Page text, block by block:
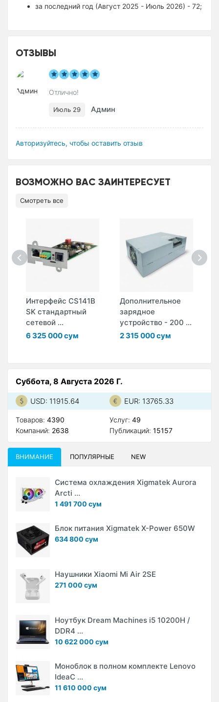
за последний год (Август 2025 - Июль 2026) - 72;
ОТЗЫВЫ
Отлично!
Июль 29 Админ
Авторизуйтесь, чтобы оставить отзыв
ВОЗМОЖНО ВАС ЗАИНТЕРЕСУЕТ
Смотреть все
Интерфейс CS141B
SK стандартный
сетевой ...
6 325 000 сум
Дополнительное
зарядное
устройство - 200 ...
2 315 000 сум
Суббота, 8 Августа 2026 Г.
USD: 11915.64 EUR: 13765.33
Товаров: 4390
Компаний: 2638
Услуг: 49
Публикаций: 15157
ВНИМАНИЕ ПОПУЛЯРНЫЕ NEW
Система охлаждения Xigmatek Aurora
Arcti ...
1 491 700 сум
Блок питания Xigmatek X-Power 650W
634 800 сум
Наушники Xiaomi Mi Air 2SE
271 000 сум
Ноутбук Dream Machines i5 10200H /
DDR4 ...
10 622 000 сум
Моноблок в полном комплекте Lenovo
IdeaC ...
11 610 000 сум